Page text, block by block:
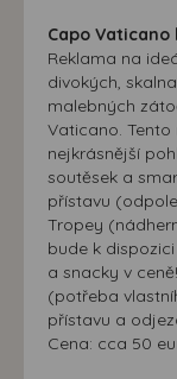
Capo
Reklama na
divokých,
malebných
Vaticano.
nejkrásnější
soutěsek a
přístavu
Tropey
bude k
a snacky v
(potřeba
přístavu a
Cena: cca 50